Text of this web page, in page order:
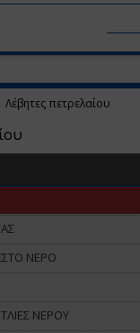
Λέβητες πετρελαίου
ΝΕΡΟ
ΝΕΡΟΥ